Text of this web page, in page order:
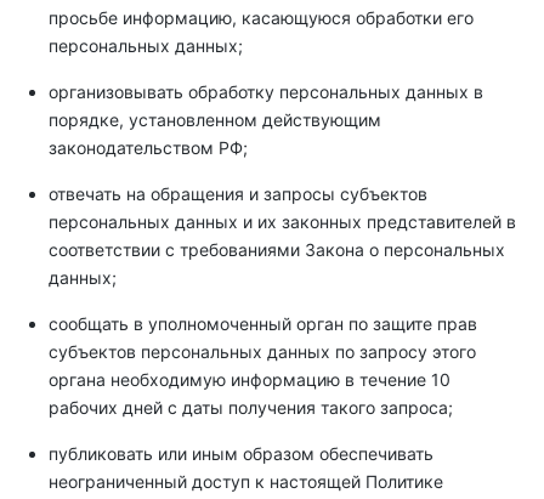
просьбе информацию, касающуюся обработки его
персональных данных;
организовывать обработку персональных данных в
порядке, установленном действующим
законодательством РФ;
отвечать на обращения и запросы субъектов
персональных данных и их законных представителей в
соответствии с требованиями Закона о персональных
данных;
сообщать в уполномоченный орган по защите прав
субъектов персональных данных по запросу этого
органа необходимую информацию в течение 10
рабочих дней с даты получения такого запроса;
публиковать или иным образом обеспечивать
неограниченный доступ к настоящей Политике